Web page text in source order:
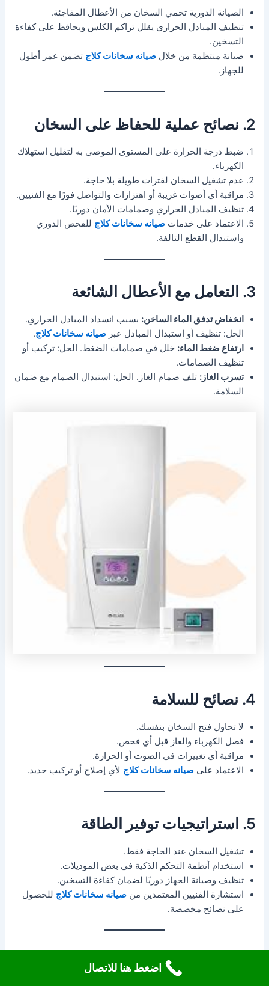
الصيانة الدورية تحمي السخان من الأعطال المفاجئة.
تنظيف المبادل الحراري يقلل تراكم الكلس ويحافظ على كفاءة
التسخين.
صيانة منتظمة من خلالصيانه سخانات كلاج تضمن عمر أطول
للجهاز.
2. نصائح عملية للحفاظ على السخان
ضبط درجة الحرارة على المستوى الموصى به لتقليل استهلاك
الكهرباء.
عدم تشغيل السخان لفترات طويلة بلا حاجة.
مراقبة أي أصوات غريبة أو اهتزازات والتواصل فورًا مع الفنيين.
تنظيف المبادل الحراري وصمامات الأمان دوريًا.
الاعتماد على خدماتصيانه سخانات كلاج للفحص الدوري
واستبدال القطع التالفة.
3. التعامل مع الأعطال الشائعة
انخفاض تدفق الماء الساخن: بسبب انسداد المبادل الحراري.
الحل: تنظيف أو استبدال المبادل عبرصيانه سخانات كلاج.
ارتفاع ضغط الماء: خلل في صمامات الضغط. الحل: تركيب أو
تنظيف الصمامات.
تسرب الغاز: تلف صمام الغاز. الحل: استبدال الصمام مع ضمان
السلامة.
4. نصائح للسلامة
لا تحاول فتح السخان بنفسك.
فصل الكهرباء والغاز قبل أي فحص.
مراقبة أي تغييرات في الصوت أو الحرارة.
الاعتماد علىصيانه سخانات كلاج لأي إصلاح أو تركيب جديد.
5. استراتيجيات توفير الطاقة
تشغيل السخان عند الحاجة فقط.
استخدام أنظمة التحكم الذكية في بعض الموديلات.
تنظيف وصيانة الجهاز دوريًا لضمان كفاءة التسخين.
استشارة الفنيين المعتمدين منصيانه سخانات كلاج للحصول
على نصائح مخصصة.
اضغط هنا للاتصال